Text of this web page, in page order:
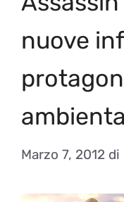
nuove
Marzo 7, 2012 di